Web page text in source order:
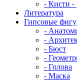
- Кисти -
Литература
Гипсовые
-
-
- Бюст
-
- Голова
- Маска